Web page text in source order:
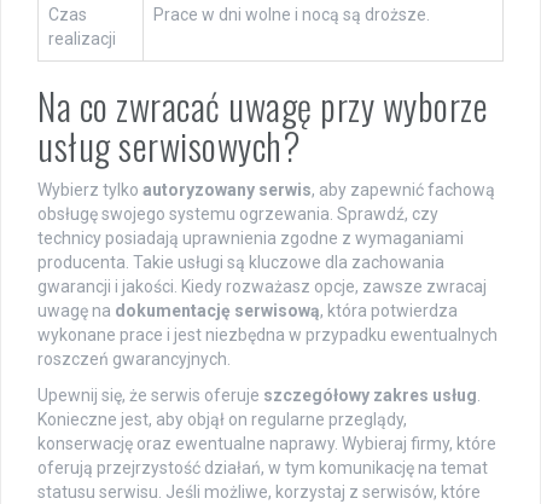
Czas
realizacji
Prace w dni wolne i nocą są droższe.
Na co zwracać uwagę przy wyborze
usług serwisowych?
Wybierz tylko autoryzowany serwis, aby zapewnić fachową
obsługę swojego systemu ogrzewania. Sprawdź, czy
technicy posiadają uprawnienia zgodne z wymaganiami
producenta. Takie usługi są kluczowe dla zachowania
gwarancji i jakości. Kiedy rozważasz opcje, zawsze zwracaj
uwagę na dokumentację serwisową, która potwierdza
wykonane prace i jest niezbędna w przypadku ewentualnych
roszczeń gwarancyjnych.
Upewnij się, że serwis oferuje szczegółowy zakres usług.
Konieczne jest, aby objął on regularne przeglądy,
konserwację oraz ewentualne naprawy. Wybieraj firmy, które
oferują przejrzystość działań, w tym komunikację na temat
statusu serwisu. Jeśli możliwe, korzystaj z serwisów, które